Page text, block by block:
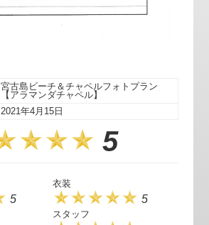
宮古島ビーチ＆チャペルフォトプラン
【アラマンダチャペル】
2021年4月15日
5
5
衣装
5
スタッフ